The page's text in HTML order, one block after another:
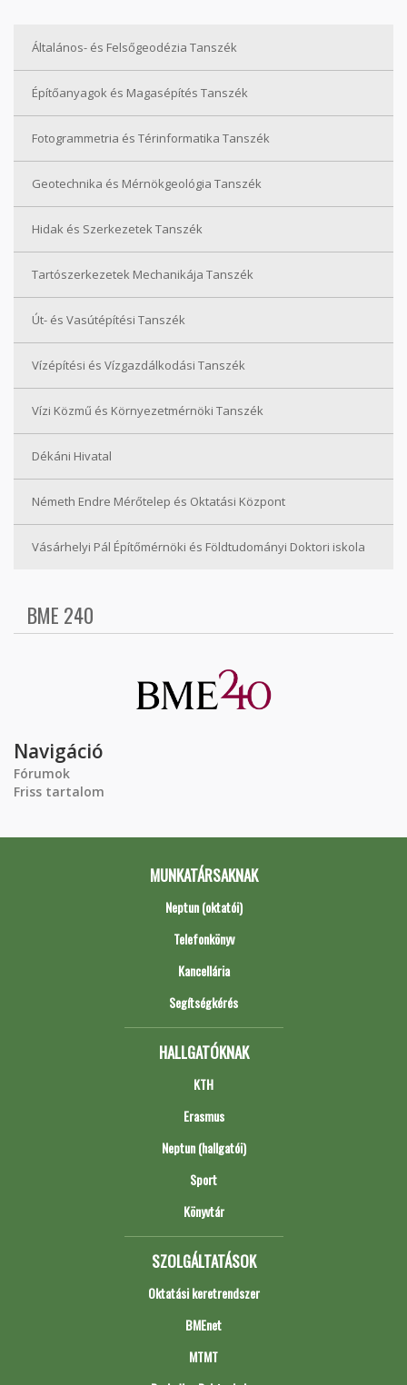
Általános- és Felsőgeodézia Tanszék
Építőanyagok és Magasépítés Tanszék
Fotogrammetria és Térinformatika Tanszék
Geotechnika és Mérnökgeológia Tanszék
Hidak és Szerkezetek Tanszék
Tartószerkezetek Mechanikája Tanszék
Út- és Vasútépítési Tanszék
Vízépítési és Vízgazdálkodási Tanszék
Vízi Közmű és Környezetmérnöki Tanszék
Dékáni Hivatal
Németh Endre Mérőtelep és Oktatási Központ
Vásárhelyi Pál Építőmérnöki és Földtudományi Doktori iskola
BME 240
Navigáció
Fórumok
Friss tartalom
MUNKATÁRSAKNAK
Neptun (oktatói)
Telefonkönyv
Kancellária
Segítségkérés
HALLGATÓKNAK
KTH
Erasmus
Neptun (hallgatói)
Sport
Könyvtár
SZOLGÁLTATÁSOK
Oktatási keretrendszer
BMEnet
MTMT